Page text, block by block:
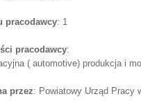
pracodawcy: 1
pracodawcy:
( automotive) produkcja i
przez: Powiatowy Urząd Pracy